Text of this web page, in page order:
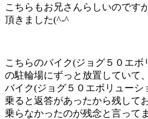
こちらもお兄さんらしいのです
頂きました(^-^ゞ
こちらのバイク(ジョグ５０エボ
の駐輪場にずっと放置していて
バイク(ジョグ５０エボリューシ
乗ると返答があったから残して
乗らなかったのが残念と言って